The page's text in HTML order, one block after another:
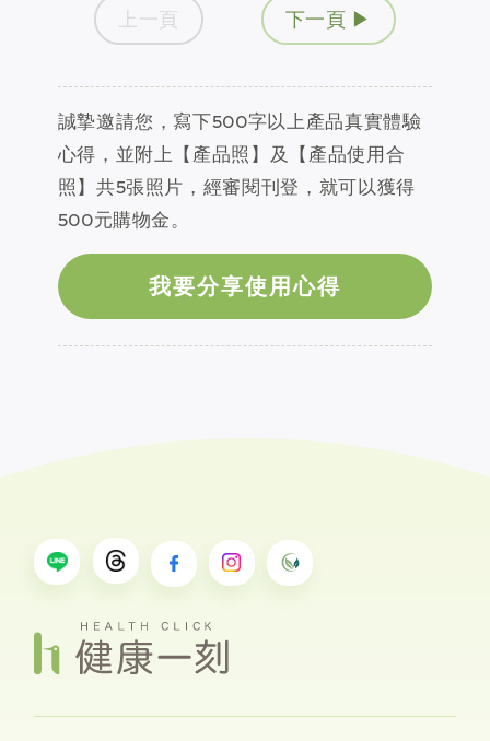
上一頁 下一頁 ▶
誠摯邀請您，寫下500字以上產品真實體驗
心得，並附上【產品照】及【產品使用合
照】共5張照片，經審閱刊登，就可以獲得
500元購物金。
我要分享使用心得